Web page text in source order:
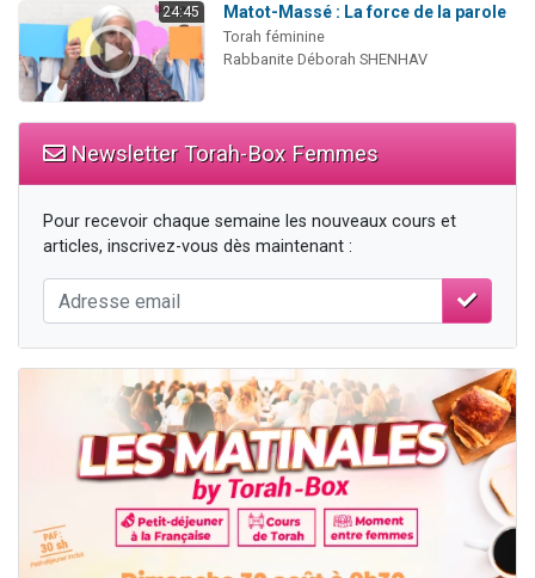
24:45 Matot-Massé : La force de la parole
Torah féminine
Rabbanite Déborah SHENHAV
Newsletter Torah-Box Femmes
Pour recevoir chaque semaine les nouveaux cours et
articles, inscrivez-vous dès maintenant :